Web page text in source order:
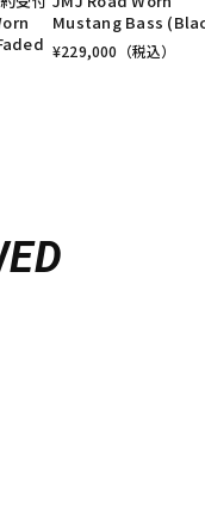
Mustang Bass
¥229,000 （税込）